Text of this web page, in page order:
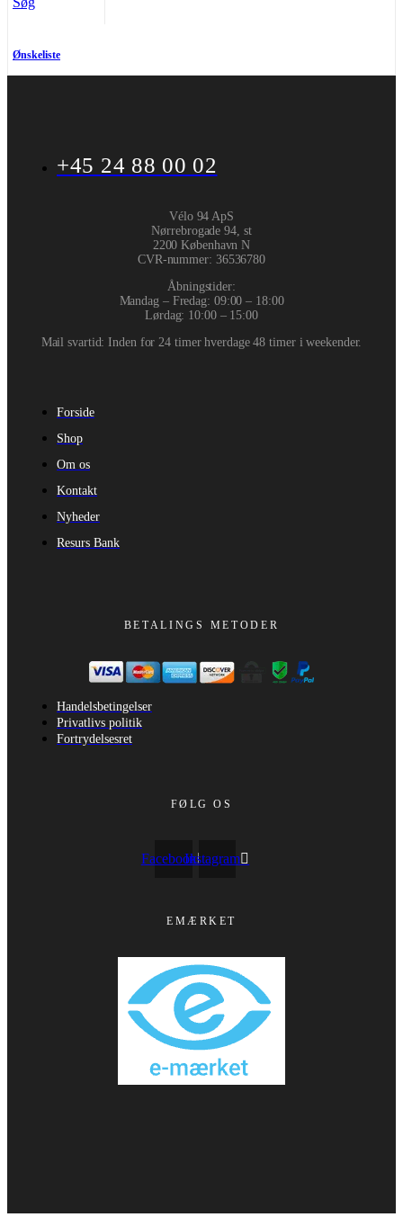
Ønskeliste
+45 24 88 00 02
Vélo 94 ApS
Nørrebrogade 94, st
2200 København N
CVR-nummer: 36536780
Åbningstider:
Mandag – Fredag: 09:00 – 18:00
Lørdag: 10:00 – 15:00
Mail svartid: Inden for 24 timer hverdage 48 timer i weekender.
Forside
Shop
Om os
Kontakt
Nyheder
Resurs Bank
BETALINGS METODER
Handelsbetingelser
Privatlivs politik
Fortrydelsesret
FØLG OS
FacebookInstagram
EMÆRKET